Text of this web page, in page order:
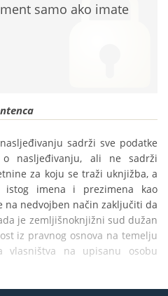
samo ako imate
sadrži sve podatke
nasljeđivanju, ali ne sadrži
za koju se traži uknjižba, a
imena i prezimena kao
na nedvojben način zaključiti da
je zemljišnoknjižni sud dužan
iz pravnog osnova na temelju
na upisanu osobu